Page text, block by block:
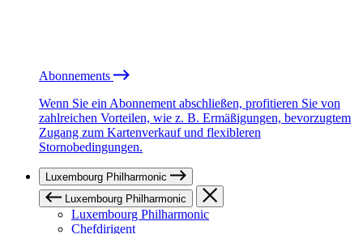
Abonnements
Wenn Sie ein Abonnement abschließen, profitieren Sie von
zahlreichen Vorteilen, wie z. B. Ermäßigungen, bevorzugtem
Zugang zum Kartenverkauf und flexibleren
Stornobedingungen.
Luxembourg Philharmonic
Luxembourg Philharmonic
Luxembourg Philharmonic
Chefdirigent